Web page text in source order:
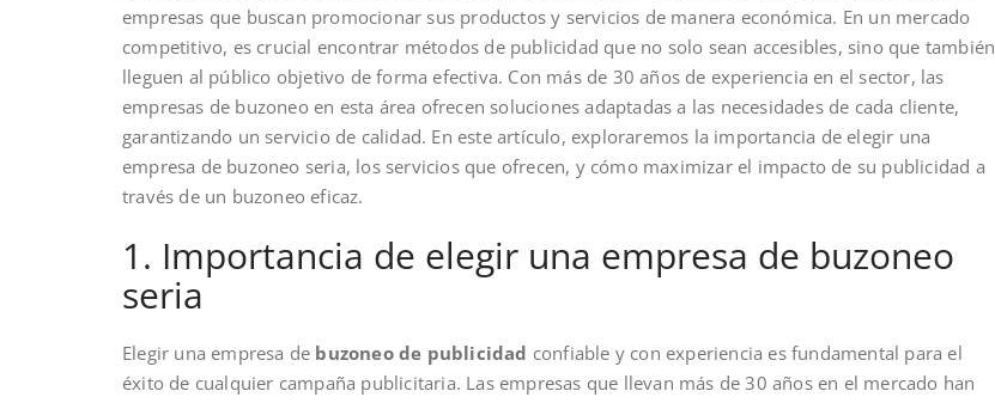
empresas que buscan promocionar sus productos y servicios de manera económica. En un mercado
competitivo, es crucial encontrar métodos de publicidad que no solo sean accesibles, sino que también
lleguen al público objetivo de forma efectiva. Con más de 30 años de experiencia en el sector, las
empresas de buzoneo en esta área ofrecen soluciones adaptadas a las necesidades de cada cliente,
garantizando un servicio de calidad. En este artículo, exploraremos la importancia de elegir una
empresa de buzoneo seria, los servicios que ofrecen, y cómo maximizar el impacto de su publicidad a
través de un buzoneo eficaz.
1. Importancia de elegir una empresa de buzoneo
seria
Elegir una empresa de buzoneo de publicidad confiable y con experiencia es fundamental para el
éxito de cualquier campaña publicitaria. Las empresas que llevan más de 30 años en el mercado han